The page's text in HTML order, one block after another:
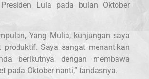
Lula pada bulan Oktober
Yang Mulia, kunjungan saya
produktif. Saya sangat menantikan
berikutnya dengan membawa
pada Oktober nanti,” tandasnya.